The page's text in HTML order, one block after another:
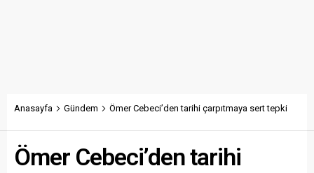
Anasayfa Gündem Ömer Cebeci’den tarihi çarpıtmaya sert tepki
Ömer Cebeci’den tarihi